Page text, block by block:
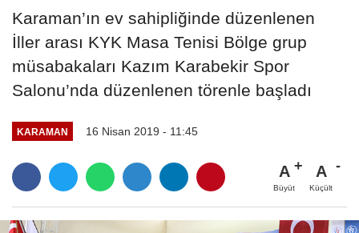
Karaman’ın ev sahipliğinde düzenlenen
İller arası KYK Masa Tenisi Bölge grup
müsabakaları Kazım Karabekir Spor
Salonu’nda düzenlenen törenle başladı
KARAMAN 16 Nisan 2019 - 11:45
A
Büyüt
A
Küçült